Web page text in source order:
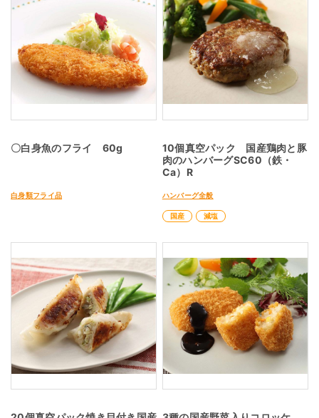
〇白身魚のフライ 60g
白身類フライ品
10個真空パック 国産鶏肉と豚
肉のハンバーグSC60（鉄・
Ca）R
ハンバーグ全般
国産 減塩